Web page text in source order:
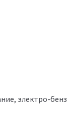
электро-